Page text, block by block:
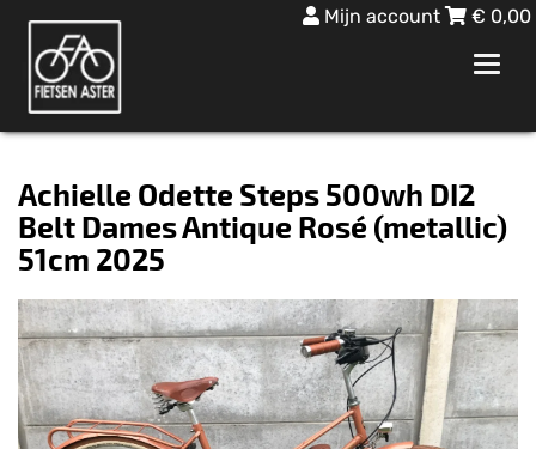
Mijn account € 0,00
Achielle Odette Steps 500wh DI2
Belt Dames Antique Rosé (metallic)
51cm 2025